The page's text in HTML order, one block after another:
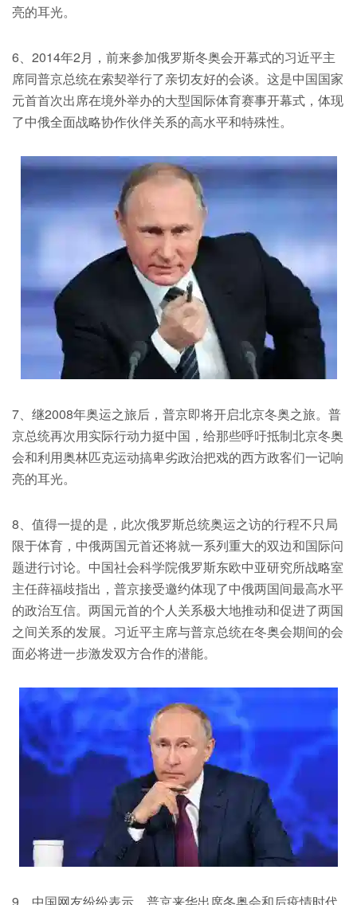
亮的耳光。
6、2014年2月，前来参加俄罗斯冬奥会开幕式的习近平主
席同普京总统在索契举行了亲切友好的会谈。这是中国国家
元首首次出席在境外举办的大型国际体育赛事开幕式，体现
了中俄全面战略协作伙伴关系的高水平和特殊性。
7、继2008年奥运之旅后，普京即将开启北京冬奥之旅。普
京总统再次用实际行动力挺中国，给那些呼吁抵制北京冬奥
会和利用奥林匹克运动搞卑劣政治把戏的西方政客们一记响
亮的耳光。
8、值得一提的是，此次俄罗斯总统奥运之访的行程不只局
限于体育，中俄两国元首还将就一系列重大的双边和国际问
题进行讨论。中国社会科学院俄罗斯东欧中亚研究所战略室
主任薛福歧指出，普京接受邀约体现了中俄两国间最高水平
的政治互信。两国元首的个人关系极大地推动和促进了两国
之间关系的发展。习近平主席与普京总统在冬奥会期间的会
面必将进一步激发双方合作的潜能。